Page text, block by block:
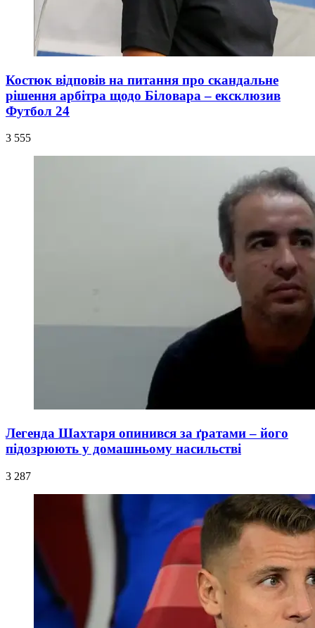
Костюк відповів на питання про скандальне
рішення арбітра щодо Біловара – ексклюзив
Футбол 24
3 555
Легенда Шахтаря опинився за ґратами – його
підозрюють у домашньому насильстві
3 287